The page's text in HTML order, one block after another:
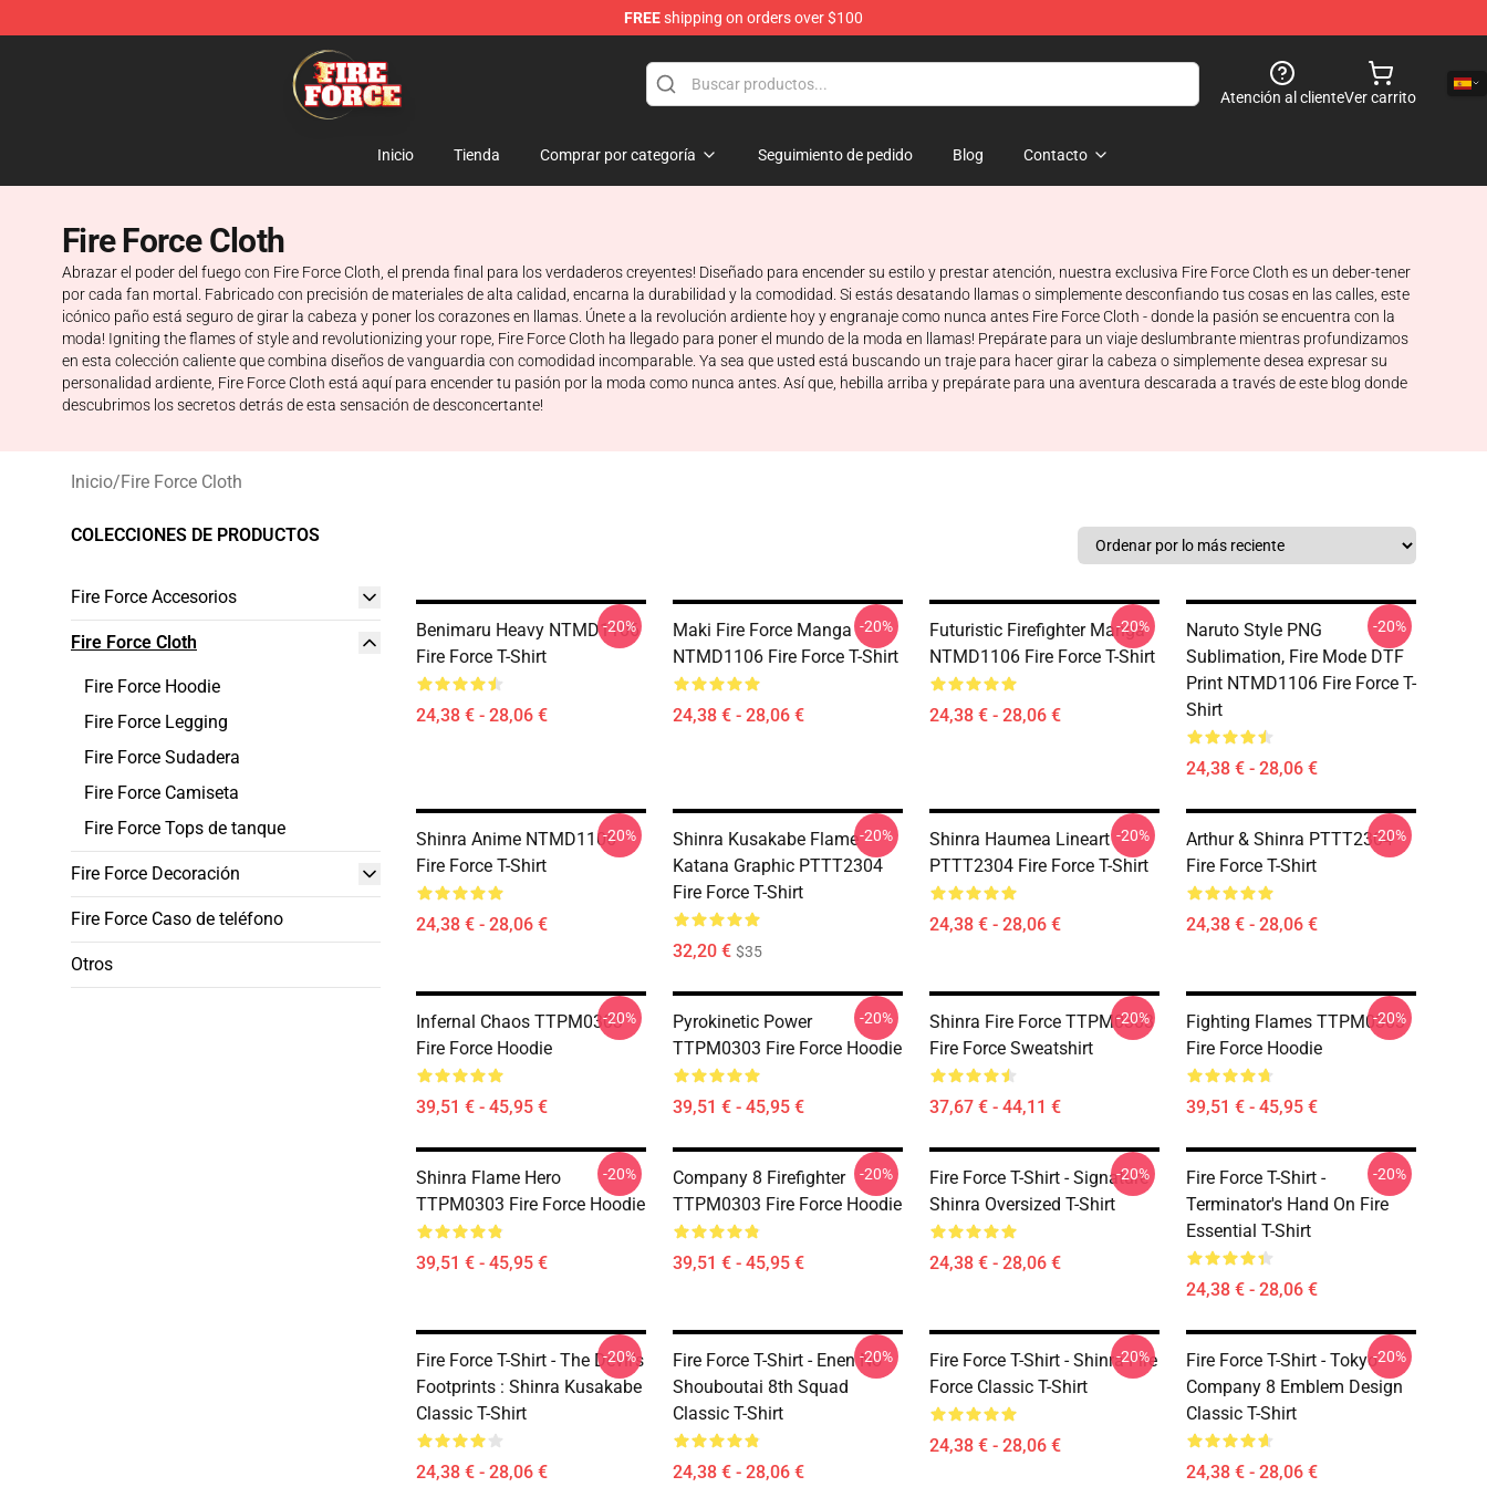
FREEshipping on orders over $100
Fire Force Store - Official Fire Force Merchandise Shop
Atención al clienteVer carrito
Inicio Tienda Comprar por categoría Seguimiento de pedido Blog Contacto
Fire Force Cloth
Abrazar el poder del fuego con Fire Force Cloth, el prenda final para los verdaderos creyentes! Diseñado para encender su estilo y prestar atención, nuestra exclusiva Fire Force Cloth es un deber-tener
por cada fan mortal. Fabricado con precisión de materiales de alta calidad, encarna la durabilidad y la comodidad. Si estás desatando llamas o simplemente desconfiando tus cosas en las calles, este
icónico paño está seguro de girar la cabeza y poner los corazones en llamas. Únete a la revolución ardiente hoy y engranaje como nunca antes Fire Force Cloth - donde la pasión se encuentra con la
moda! Igniting the flames of style and revolutionizing your rope, Fire Force Cloth ha llegado para poner el mundo de la moda en llamas! Prepárate para un viaje deslumbrante mientras profundizamos
en esta colección caliente que combina diseños de vanguardia con comodidad incomparable. Ya sea que usted está buscando un traje para hacer girar la cabeza o simplemente desea expresar su
personalidad ardiente, Fire Force Cloth está aquí para encender tu pasión por la moda como nunca antes. Así que, hebilla arriba y prepárate para una aventura descarada a través de este blog donde
descubrimos los secretos detrás de esta sensación de desconcertante!
Inicio/Fire Force Cloth
COLECCIONES DE PRODUCTOS
Fire Force Accesorios
Fire Force Cloth
Fire Force Hoodie
Fire Force Legging
Fire Force Sudadera
Fire Force Camiseta
Fire Force Tops de tanque
Fire Force Decoración
Fire Force Caso de teléfono
Otros
Benimaru Heavy NTMD1106
Fire Force T-Shirt
24,38 € - 28,06 €
-20%
Maki Fire Force Manga
NTMD1106 Fire Force T-Shirt
24,38 € - 28,06 €
-20%
Futuristic Firefighter Manga
NTMD1106 Fire Force T-Shirt
24,38 € - 28,06 €
-20%
Naruto Style PNG
Sublimation, Fire Mode DTF
Print NTMD1106 Fire Force T-
Shirt
24,38 € - 28,06 €
-20%
Shinra Anime NTMD1106
Fire Force T-Shirt
24,38 € - 28,06 €
-20%
Shinra Kusakabe Flame
Katana Graphic PTTT2304
Fire Force T-Shirt
32,20 € $35
-20%
Shinra Haumea Lineart
PTTT2304 Fire Force T-Shirt
24,38 € - 28,06 €
-20%
Arthur & Shinra PTTT2304
Fire Force T-Shirt
24,38 € - 28,06 €
-20%
Infernal Chaos TTPM0303
Fire Force Hoodie
39,51 € - 45,95 €
-20%
Pyrokinetic Power
TTPM0303 Fire Force Hoodie
39,51 € - 45,95 €
-20%
Shinra Fire Force TTPM0303
Fire Force Sweatshirt
37,67 € - 44,11 €
-20%
Fighting Flames TTPM0303
Fire Force Hoodie
39,51 € - 45,95 €
-20%
Shinra Flame Hero
TTPM0303 Fire Force Hoodie
39,51 € - 45,95 €
-20%
Company 8 Firefighter
TTPM0303 Fire Force Hoodie
39,51 € - 45,95 €
-20%
Fire Force T-Shirt - Signature
Shinra Oversized T-Shirt
24,38 € - 28,06 €
-20%
Fire Force T-Shirt -
Terminator's Hand On Fire
Essential T-Shirt
24,38 € - 28,06 €
-20%
Fire Force T-Shirt - The Devil's
Footprints : Shinra Kusakabe
Classic T-Shirt
24,38 € - 28,06 €
-20%
Fire Force T-Shirt - Enen No
Shouboutai 8th Squad
Classic T-Shirt
24,38 € - 28,06 €
-20%
Fire Force T-Shirt - Shinra Fire
Force Classic T-Shirt
24,38 € - 28,06 €
-20%
Fire Force T-Shirt - Tokyo
Company 8 Emblem Design
Classic T-Shirt
24,38 € - 28,06 €
-20%